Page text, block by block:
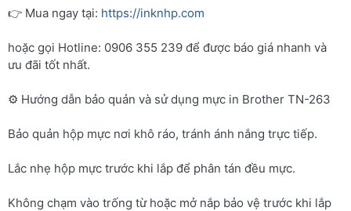
👉 Mua ngay tại: https://inknhp.com
hoặc gọi Hotline: 0906 355 239 để được báo giá nhanh và
ưu đãi tốt nhất.
⚙️ Hướng dẫn bảo quản và sử dụng mực in Brother TN-263
Bảo quản hộp mực nơi khô ráo, tránh ánh nắng trực tiếp.
Lắc nhẹ hộp mực trước khi lắp để phân tán đều mực.
Không chạm vào trống từ hoặc mở nắp bảo vệ trước khi lắp